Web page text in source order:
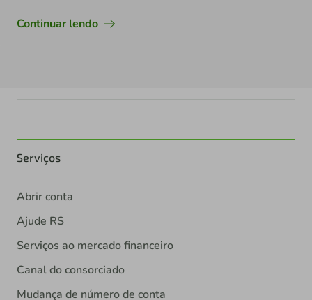
Continuar lendo
Serviços
Abrir conta
Ajude RS
Serviços ao mercado financeiro
Canal do consorciado
Mudança de número de conta